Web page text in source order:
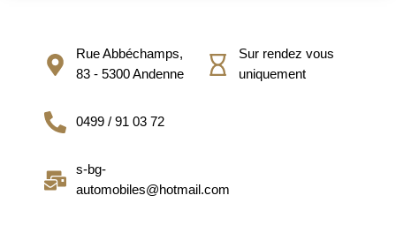
Rue Abbéchamps,
83 - 5300 Andenne
0499 / 91 03 72
s-bg-
automobiles@hotmail.com
Sur rendez vous
uniquement